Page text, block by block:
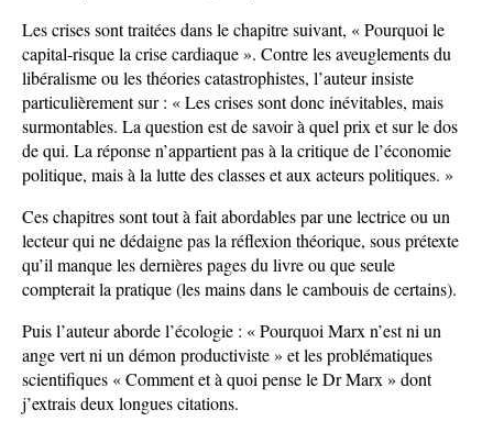
Les crises sont traitées dans le chapitre suivant, « Pourquoi le
capital-risque la crise cardiaque ». Contre les aveuglements du
libéralisme ou les théories catastrophistes, l’auteur insiste
particulièrement sur : « Les crises sont donc inévitables, mais
surmontables. La question est de savoir à quel prix et sur le dos
de qui. La réponse n’appartient pas à la critique de l’économie
politique, mais à la lutte des classes et aux acteurs politiques. »
Ces chapitres sont tout à fait abordables par une lectrice ou un
lecteur qui ne dédaigne pas la réflexion théorique, sous prétexte
qu’il manque les dernières pages du livre ou que seule
compterait la pratique (les mains dans le cambouis de certains).
Puis l’auteur aborde l’écologie : « Pourquoi Marx n’est ni un
ange vert ni un démon productiviste » et les problématiques
scientifiques « Comment et à quoi pense le Dr Marx » dont
j’extrais deux longues citations.